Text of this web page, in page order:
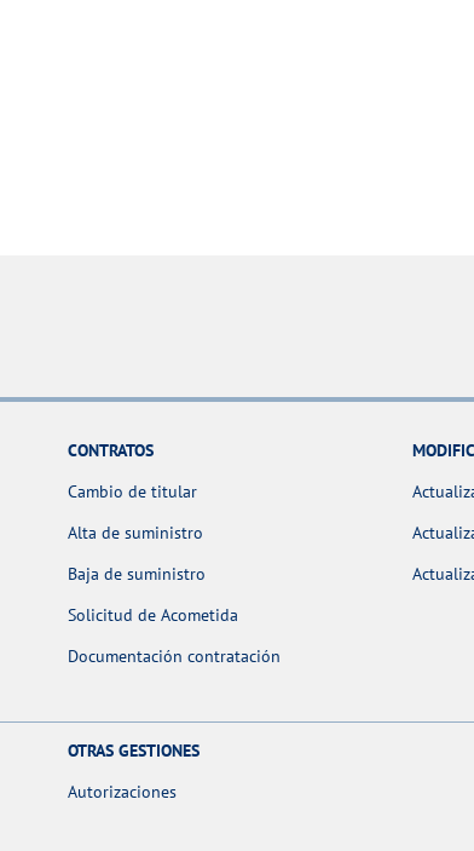
CONTRATOS
Cambio de titular
Alta de suministro
Baja de suministro
Solicitud de Acometida
Documentación contratación
OTRAS GESTIONES
Autorizaciones